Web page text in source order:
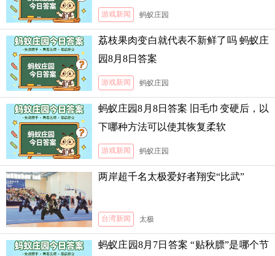
游戏新闻 蚂蚁庄园
荔枝果肉变白就代表不新鲜了吗 蚂蚁庄
园8月8日答案
游戏新闻 蚂蚁庄园
蚂蚁庄园8月8日答案 旧毛巾变硬后，以
下哪种方法可以使其恢复柔软
游戏新闻 蚂蚁庄园
两岸超千名太极爱好者翔安“比武”
台湾新闻 太极
蚂蚁庄园8月7日答案 “贴秋膘”是哪个节